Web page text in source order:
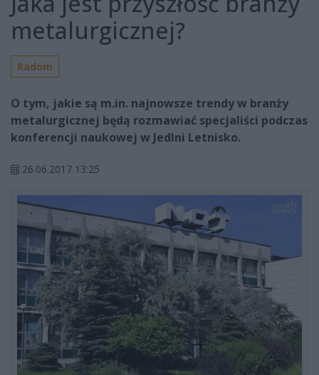
metalurgicznej?
Radom
O tym, jakie są m.in. najnowsze trendy w branży
metalurgicznej będą rozmawiać specjaliści podczas
konferencji naukowej w Jedlni Letnisko.
26.06.2017 13:25